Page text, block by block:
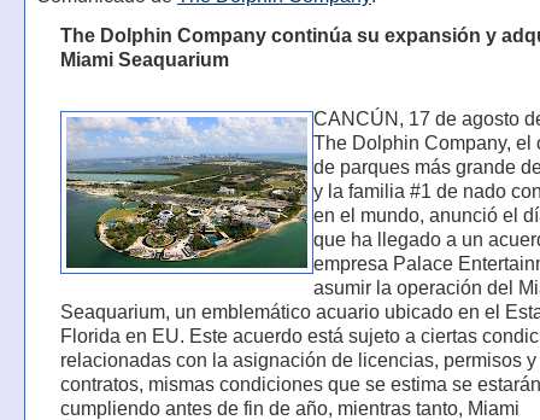
The Dolphin Company continúa su expansión y
Miami Seaquarium
CANCÚN, 17 de agosto
The Dolphin Company, el
de parques más grande
y la familia #1 de nado
en el mundo, anunció el
que ha llegado a un
empresa Palace
asumir la operación del
Seaquarium, un emblemático acuario ubicado en el
Florida en EU. Este acuerdo está sujeto a ciertas
relacionadas con la asignación de licencias, permisos y
contratos, mismas condiciones que se estima se estarán
cumpliendo antes de fin de año, mientras tanto, Miami